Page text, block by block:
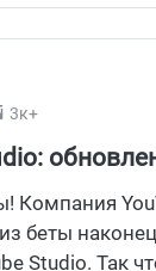
3к+
новые
Компания
беты
Studio. Так